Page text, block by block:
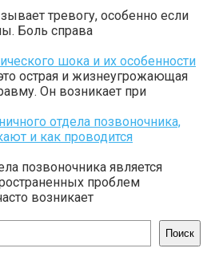
тревогу, особенно если
Боль справа
шока и их особенности
острая и жизнеугрожающая
Он возникает при
отдела позвоночника,
и как проводится
позвоночника является
проблем
возникает
Поиск